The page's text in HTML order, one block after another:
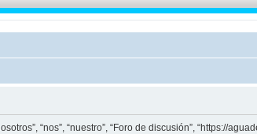
“nos”, “nuestro”, “Foro de discusión”, “https://